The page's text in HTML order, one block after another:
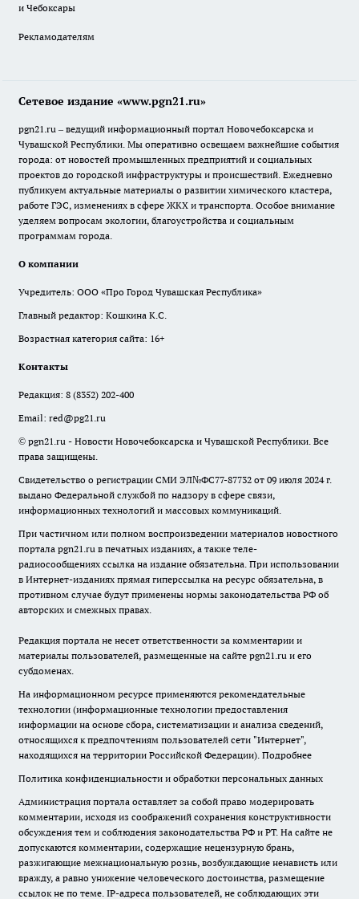
и Чебоксары
Рекламодателям
Сетевое издание «www.pgn21.ru»
pgn21.ru – ведущий информационный портал Новочебоксарска и
Чувашской Республики. Мы оперативно освещаем важнейшие события
города: от новостей промышленных предприятий и социальных
проектов до городской инфраструктуры и происшествий. Ежедневно
публикуем актуальные материалы о развитии химического кластера,
работе ГЭС, изменениях в сфере ЖКХ и транспорта. Особое внимание
уделяем вопросам экологии, благоустройства и социальным
программам города.
О компании
Учредитель: ООО «Про Город Чувашская Республика»
Главный редактор: Кошкина К.С.
Возрастная категория сайта: 16+
Контакты
Редакция: 8 (8352) 202-400
Email: red@pg21.ru
© pgn21.ru - Новости Новочебоксарска и Чувашской Республики. Все
права защищены.
Свидетельство о регистрации СМИ ЭЛ№ФС77-87732 от 09 июля 2024 г.
выдано Федеральной службой по надзору в сфере связи,
информационных технологий и массовых коммуникаций.
При частичном или полном воспроизведении материалов новостного
портала pgn21.ru в печатных изданиях, а также теле-
радиосообщениях ссылка на издание обязательна. При использовании
в Интернет-изданиях прямая гиперссылка на ресурс обязательна, в
противном случае будут применены нормы законодательства РФ об
авторских и смежных правах.
Редакция портала не несет ответственности за комментарии и
материалы пользователей, размещенные на сайте pgn21.ru и его
субдоменах.
На информационном ресурсе применяются рекомендательные
технологии (информационные технологии предоставления
информации на основе сбора, систематизации и анализа сведений,
относящихся к предпочтениям пользователей сети "Интернет",
находящихся на территории Российской Федерации). Подробнее
Политика конфиденциальности и обработки персональных данных
Администрация портала оставляет за собой право модерировать
комментарии, исходя из соображений сохранения конструктивности
обсуждения тем и соблюдения законодательства РФ и РТ. На сайте не
допускаются комментарии, содержащие нецензурную брань,
разжигающие межнациональную рознь, возбуждающие ненависть или
вражду, а равно унижение человеческого достоинства, размещение
ссылок не по теме. IP-адреса пользователей, не соблюдающих эти